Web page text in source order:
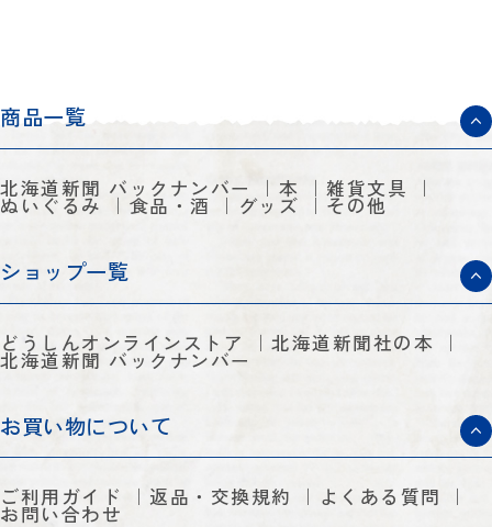
商品一覧
北海道新聞 バックナンバー 本 雑貨文具
ぬいぐるみ 食品・酒 グッズ その他
ショップ一覧
どうしんオンラインストア 北海道新聞社の本
北海道新聞 バックナンバー
お買い物について
ご利用ガイド 返品・交換規約 よくある質問
お問い合わせ